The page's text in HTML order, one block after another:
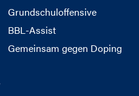
Grundschuloffensive
BBL-Assist
Gemeinsam gegen Doping